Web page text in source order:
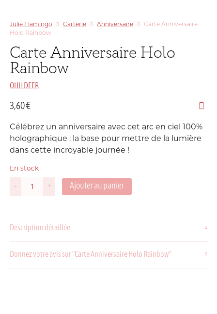
Julie Flamingo Carterie Anniversaire
Carte Anniversaire
Holo Rainbow
Carte Anniversaire Holo
Rainbow
OHH DEER
3,60€
Célébrez un anniversaire avec cet arc en ciel 100%
holographique : la base pour mettre de la lumière
dans cette incroyable journée !
En stock
-
quantité
Holo
+ Ajouter au panier
Description détaillée
Donnez votre avis sur "Carte Anniversaire Holo Rainbow"